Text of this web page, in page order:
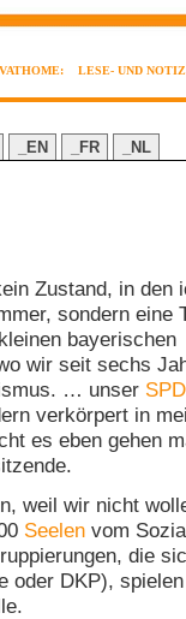
LESE- UND
_EN _FR _NL
Zustand, in den
sondern eine
bayerischen
wir seit sechs
… unser SPD
verkörpert in
es eben gehen
weil wir nicht
Seelen vom
die
oder DKP),